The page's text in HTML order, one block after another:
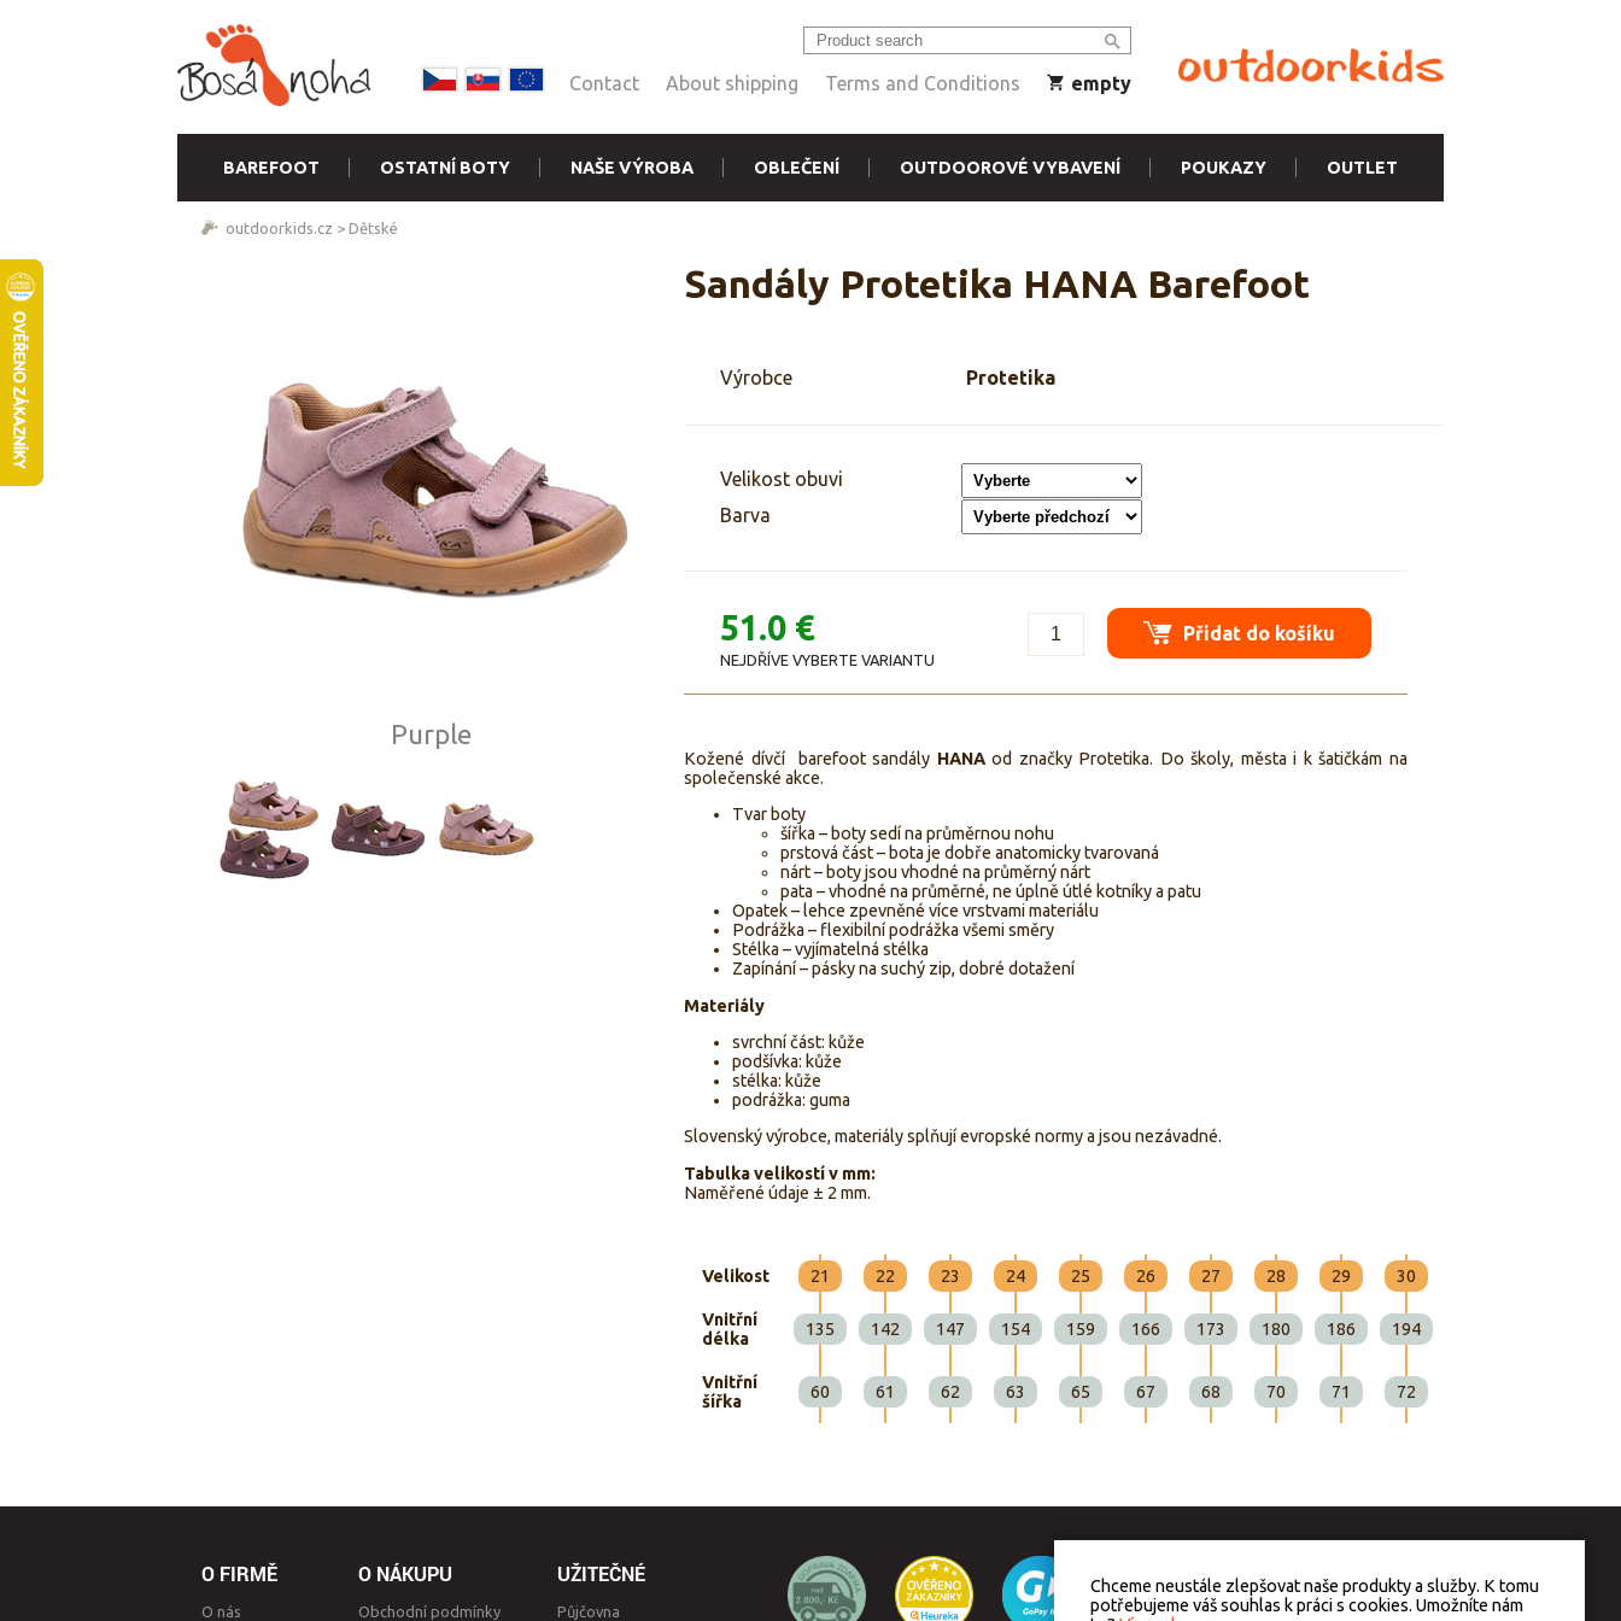
Contact About shipping Terms and Conditions empty
BAREFOOT OSTATNÍ BOTY NAŠE VÝROBA OBLEČENÍ OUTDOOROVÉ VYBAVENÍ POUKAZY OUTLET
outdoorkids.cz > Dětské
Sandály Protetika HANA Barefoot
Purple
Výrobce Protetika
Velikost obuvi
Barva
51.0 €
NEJDŘÍVE VYBERTE VARIANTU
Přidat do košíku
Kožené dívčí barefoot sandály HANAod značky Protetika. Do školy, města i k šatičkám na
společenské akce.
Tvar boty
šířka – boty sedí na průměrnou nohu
prstová část – bota je dobře anatomicky tvarovaná
nárt – boty jsou vhodné na průměrný nárt
pata – vhodné na průměrné, ne úplně útlé kotníky a patu
Opatek – lehce zpevněné více vrstvami materiálu
Podrážka – flexibilní podrážka všemi směry
Stélka – vyjímatelná stélka
Zapínání – pásky na suchý zip, dobré dotažení
Materiály
svrchní část: kůže
podšívka: kůže
stélka: kůže
podrážka: guma
Slovenský výrobce, materiály splňují evropské normy a jsou nezávadné.
Tabulka velikostí v mm:
Naměřené údaje ± 2 mm.
Velikost 21 22 23 24 25 26 27 28 29 30
Vnitřní
délka
135 142 147 154 159 166 173 180 186 194
Vnitřní
šířka
60 61 62 63 65 67 68 70 71 72
O FIRMĚ
O nás
O NÁKUPU
Obchodní podmínky
UŽITEČNÉ
Půjčovna
Chceme neustále zlepšovat naše produkty a služby. K tomu
potřebujeme váš souhlas k práci s cookies. Umožníte nám